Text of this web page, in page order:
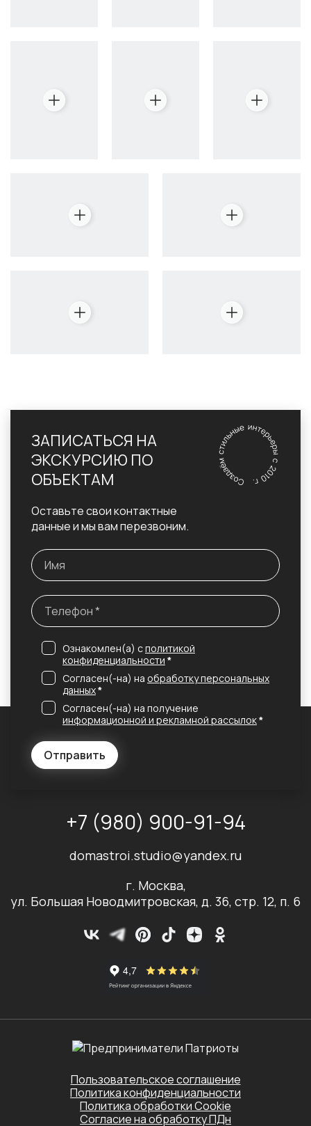
ЗАПИСАТЬСЯ НА
ЭКСКУРСИЮ ПО
ОБЪЕКТАМ
Оставьте свои контактные
данные и мы вам перезвоним.
Отправить
Ознакомлен(а) сполитикой
конфиденциальности *
Согласен(-на) на обработку персональных
данных*
Согласен(-на) на получение
информационной и рекламной рассылок*
+7 (980) 900-91-94
domastroi.studio@yandex.ru
г. Москва,
ул. Большая Новодмитровская, д. 36, стр. 12, п. 6
Пользовательское соглашение
Политика конфиденциальности
Политика обработки Cookie
Согласие на обработку ПДн